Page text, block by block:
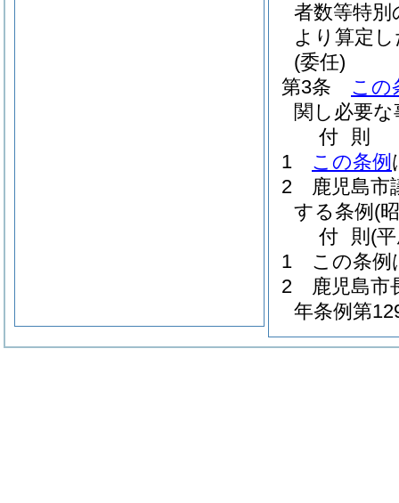
者数等特
より算定
(委任)
第3条
この
関し必要
付 則
1
この条例
2
鹿児島市
する条例 (
付 則 (
1
この条例
2
鹿児島市
年条例第